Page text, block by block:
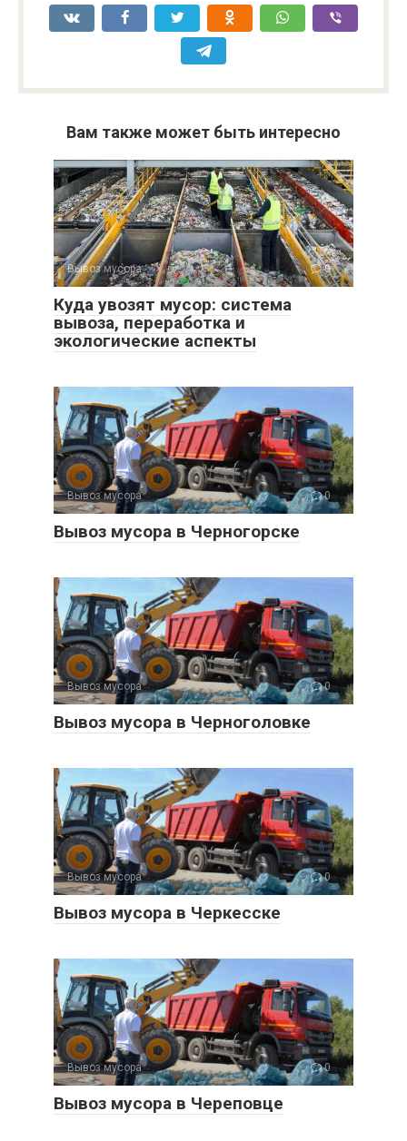
Вам также может быть интересно
Вывоз мусора 0
Куда увозят мусор: система
вывоза, переработка и
экологические аспекты
Вывоз мусора 0
Вывоз мусора в Черногорске
Вывоз мусора 0
Вывоз мусора в Черноголовке
Вывоз мусора 0
Вывоз мусора в Черкесске
Вывоз мусора 0
Вывоз мусора в Череповце